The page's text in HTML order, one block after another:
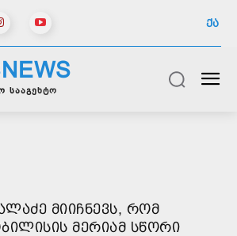
ᲥᲐ
სააგენტო
ᲛᲘᲘᲩᲜᲔᲕᲡ, ᲠᲝᲛ
ᲛᲔᲠᲘᲐᲛ ᲡᲬᲝᲠᲘ